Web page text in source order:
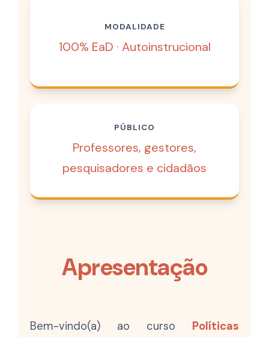
MODALIDADE
100% EaD · Autoinstrucional
PÚBLICO
Professores, gestores,
pesquisadores e cidadãos
Apresentação
Bem-vindo(a) ao curso Políticas